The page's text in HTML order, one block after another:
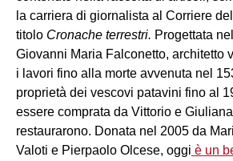
la carriera di giornalista al Corriere
titolo Cronache terrestri. Progettata
Giovanni Maria Falconetto, architetto
i lavori fino alla morte avvenuta nel
proprietà dei vescovi patavini fino al
essere comprata da Vittorio e
restaurarono. Donata nel 2005 da
Valoti e Pierpaolo Olcese, oggi è un